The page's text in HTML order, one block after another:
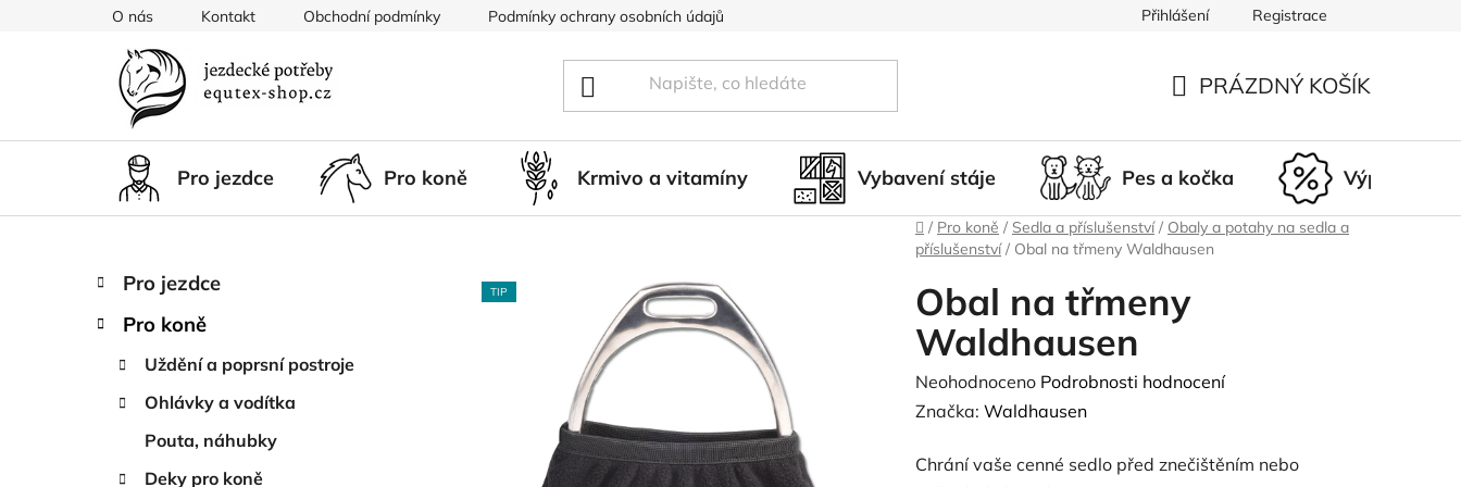
O nás Kontakt Obchodní podmínky Podmínky ochrany osobních údajů Doprava a platba Nepřevzetí zásilky
Přihlášení Registrace
KOŠÍK
PRÁZDNÝ KOŠÍK
Pro jezdce Pro koně Krmivo a vitamíny Vybavení stáje Pes a kočka Výprodej
Domů
/ Pro koně / Sedla a příslušenství / Obaly a potahy na sedla a
příslušenství / Obal na třmeny Waldhausen
P
s
Přeskočit
kategorie
K
a
Pro jezdce
Pro koně
Uždění a poprsní postroje
Ohlávky a vodítka
Pouta, náhubky
Deky pro koně
Obal na třmeny
Waldhausen
Průměrné
hodnocení
je
Neohodnoceno Podrobnosti hodnocení
Značka: Waldhausen
Chrání vaše cenné sedlo před znečištěním nebo
TIP